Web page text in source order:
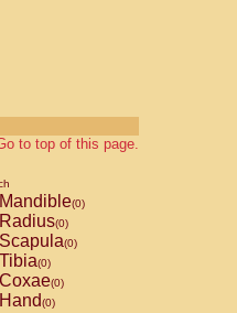
to top of this page.
Mandible(0)
Radius(0)
Scapula(0)
Tibia(0)
Coxae(0)
Hand(0)